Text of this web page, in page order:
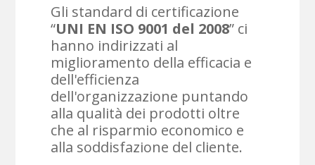
Gli standard di certificazione
“UNI EN ISO 9001 del 2008” ci
hanno indirizzati al
miglioramento della efficacia e
dell'efficienza
dell'organizzazione puntando
alla qualità dei prodotti oltre
che al risparmio economico e
alla soddisfazione del cliente.